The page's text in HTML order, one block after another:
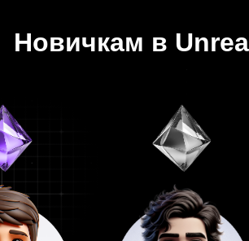
Новичкам в